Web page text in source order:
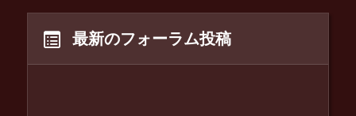
最新のフォーラム投稿